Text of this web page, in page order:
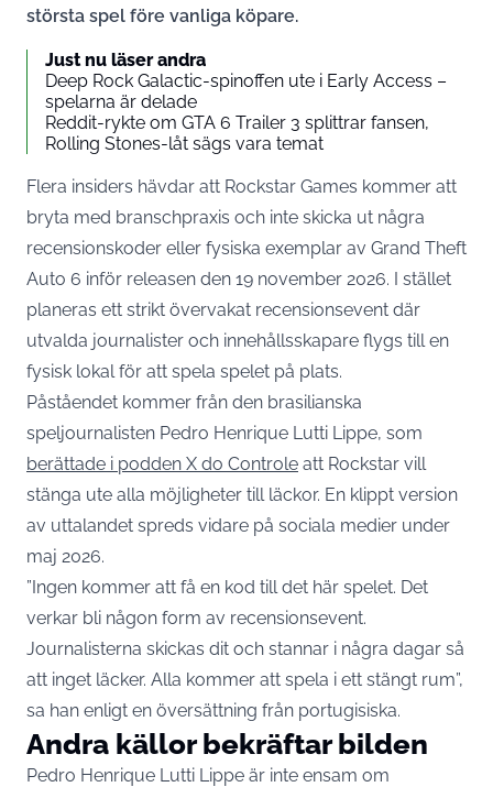
största spel före vanliga köpare.
Just nu läser andra
Deep Rock Galactic-spinoffen ute i Early Access –
spelarna är delade
Reddit-rykte om GTA 6 Trailer 3 splittrar fansen,
Rolling Stones-låt sägs vara temat
Flera insiders hävdar att Rockstar Games kommer att
bryta med branschpraxis och inte skicka ut några
recensionskoder eller fysiska exemplar av Grand Theft
Auto 6 inför releasen den 19 november 2026. I stället
planeras ett strikt övervakat recensionsevent där
utvalda journalister och innehållsskapare flygs till en
fysisk lokal för att spela spelet på plats.
Påståendet kommer från den brasilianska
speljournalisten Pedro Henrique Lutti Lippe, som
berättade i podden X do Controle att Rockstar vill
stänga ute alla möjligheter till läckor. En klippt version
av uttalandet spreds vidare på sociala medier under
maj 2026.
”Ingen kommer att få en kod till det här spelet. Det
verkar bli någon form av recensionsevent.
Journalisterna skickas dit och stannar i några dagar så
att inget läcker. Alla kommer att spela i ett stängt rum”,
sa han enligt en översättning från portugisiska.
Andra källor bekräftar bilden
Pedro Henrique Lutti Lippe är inte ensam om